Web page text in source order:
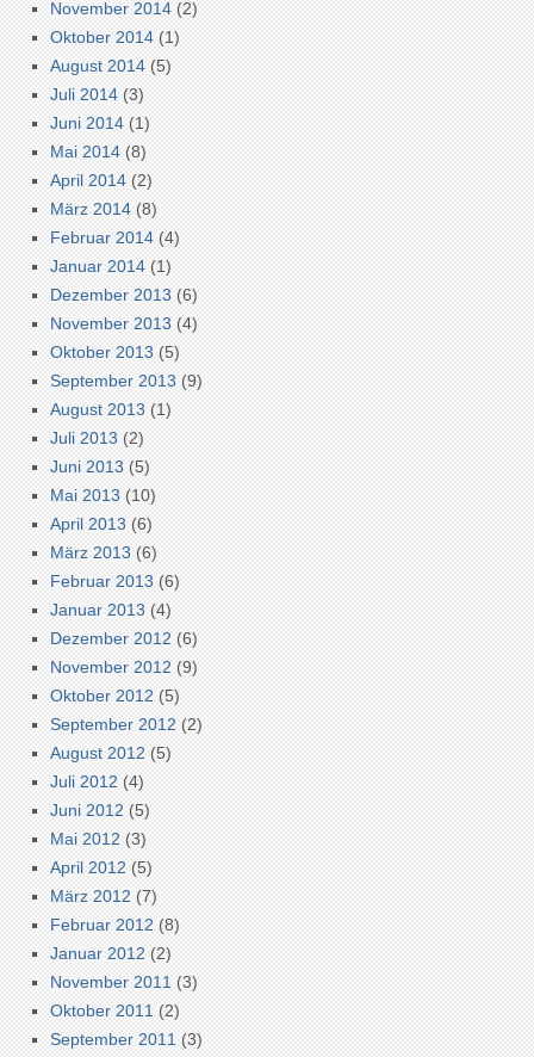
November 2014 (2)
Oktober 2014 (1)
August 2014 (5)
Juli 2014 (3)
Juni 2014 (1)
Mai 2014 (8)
April 2014 (2)
März 2014 (8)
Februar 2014 (4)
Januar 2014 (1)
Dezember 2013 (6)
November 2013 (4)
Oktober 2013 (5)
September 2013 (9)
August 2013 (1)
Juli 2013 (2)
Juni 2013 (5)
Mai 2013 (10)
April 2013 (6)
März 2013 (6)
Februar 2013 (6)
Januar 2013 (4)
Dezember 2012 (6)
November 2012 (9)
Oktober 2012 (5)
September 2012 (2)
August 2012 (5)
Juli 2012 (4)
Juni 2012 (5)
Mai 2012 (3)
April 2012 (5)
März 2012 (7)
Februar 2012 (8)
Januar 2012 (2)
November 2011 (3)
Oktober 2011 (2)
September 2011 (3)